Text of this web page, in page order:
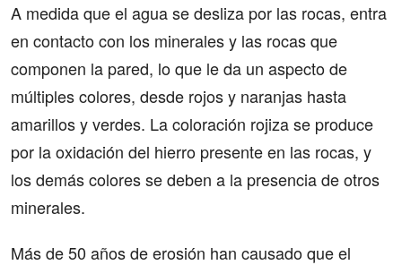
A medida que el agua se desliza por las rocas, entra
en contacto con los minerales y las rocas que
componen la pared, lo que le da un aspecto de
múltiples colores, desde rojos y naranjas hasta
amarillos y verdes. La coloración rojiza se produce
por la oxidación del hierro presente en las rocas, y
los demás colores se deben a la presencia de otros
minerales.
Más de 50 años de erosión han causado que el